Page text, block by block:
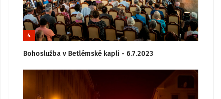
4
Bohoslužba v Betlémské kapli - 6.7.2023